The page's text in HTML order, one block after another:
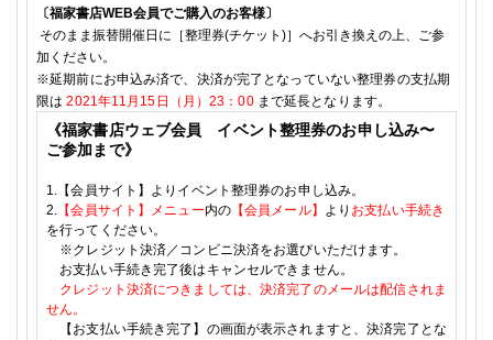
〔福家書店WEB会員でご購入のお客様〕
そのまま振替開催日に［整理券(チケット )］へお引き換えの上、ご参
加ください。
※延期前にお申込み済で、決済が完了となっていない整理券の支払期
限は2021年11月15日（月）23：00 まで延長となります。
《福家書店ウェブ会員 イベント整理券のお申し込み〜
ご参加まで》
1. 【会員サイト】よりイベント整理券のお申し込み。
2. 【会員サイト】メニュー内の【会員メール】 より お支払い手続き
を行ってください。
※クレジット決済／コンビニ決済をお選びいただけます。
お支払い手続き完了後はキャンセルできません。
クレジット決済につきましては、決済完了のメールは配信されま
せん。
【お支払い手続き完了】の画面が表示されますと、決済完了とな